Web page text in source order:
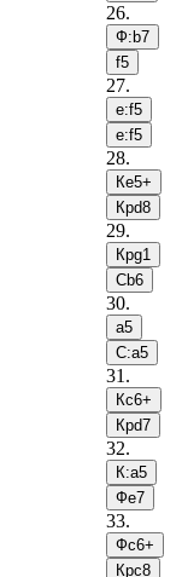
26.
Ф:b7
f5
27.
e:f5
e:f5
28.
Кe5+
Крd8
29.
Крg1
Сb6
30.
a5
С:a5
31 .
Кc6+
Крd7
32.
К:a5
Фe7
33.
Фc6+
Крc8